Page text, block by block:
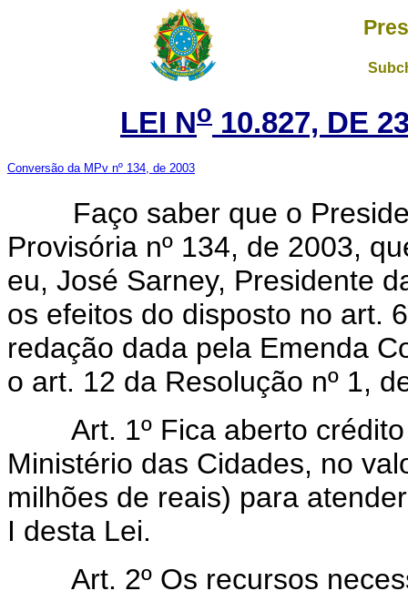
LEI No 10.827, DE
Conversão da MPv nº 134, de 2003
Faço saber que o
Provisória nº 134, de 2003,
eu, José Sarney, Presidente
os efeitos do disposto no art.
redação dada pela Emenda
o art. 12 da Resolução nº 1,
Art. 1º Fica aberto crédito
Ministério das Cidades, no
milhões de reais) para
I desta Lei.
Art. 2º Os recursos